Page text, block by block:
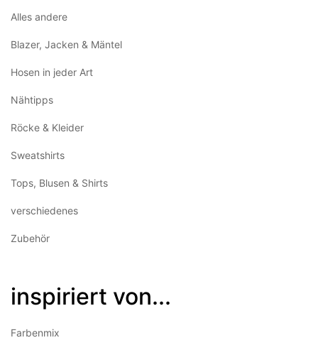
Alles andere
Blazer, Jacken & Mäntel
Hosen in jeder Art
Nähtipps
Röcke & Kleider
Sweatshirts
Tops, Blusen & Shirts
verschiedenes
Zubehör
inspiriert von...
Farbenmix